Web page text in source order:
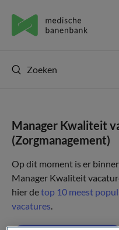
Zoeken
Manager Kwaliteit
(Zorgmanagement)
Op dit moment is er
Manager Kwaliteit
hier detop 10 meest
vacatures.